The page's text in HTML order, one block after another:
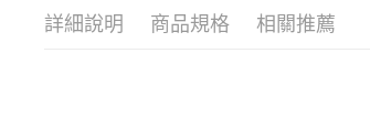
詳細說明 商品規格 相關推薦